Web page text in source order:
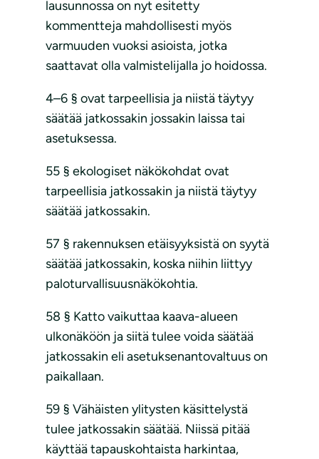
lausunnossa on nyt esitetty
kommentteja mahdollisesti myös
varmuuden vuoksi asioista, jotka
saattavat olla valmistelijalla jo hoidossa.
4–6 § ovat tarpeellisia ja niistä täytyy
säätää jatkossakin jossakin laissa tai
asetuksessa.
55 § ekologiset näkökohdat ovat
tarpeellisia jatkossakin ja niistä täytyy
säätää jatkossakin.
57 § rakennuksen etäisyyksistä on syytä
säätää jatkossakin, koska niihin liittyy
paloturvallisuusnäkökohtia.
58 § Katto vaikuttaa kaava-alueen
ulkonäköön ja siitä tulee voida säätää
jatkossakin eli asetuksenantovaltuus on
paikallaan.
59 § Vähäisten ylitysten käsittelystä
tulee jatkossakin säätää. Niissä pitää
käyttää tapauskohtaista harkintaa,